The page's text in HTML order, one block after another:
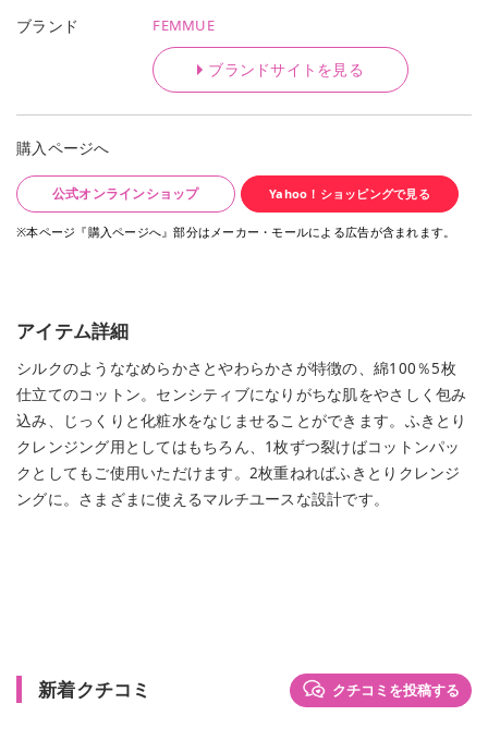
ブランド FEMMUE
ブランドサイトを見る
購入ページへ
公式オンラインショップ Yahoo！ショッピングで見る
※本ページ『購入ページへ』部分はメーカー・モールによる広告が含まれます。
アイテム詳細
シルクのようななめらかさとやわらかさが特徴の、綿100％5枚
仕立てのコットン。センシティブになりがちな肌をやさしく包み
込み、じっくりと化粧水をなじませることができます。ふきとり
クレンジング用としてはもちろん、1枚ずつ裂けばコットンパッ
クとしてもご使用いただけます。2枚重ねればふきとりクレンジ
ングに。さまざまに使えるマルチユースな設計です。
新着クチコミ クチコミを投稿する